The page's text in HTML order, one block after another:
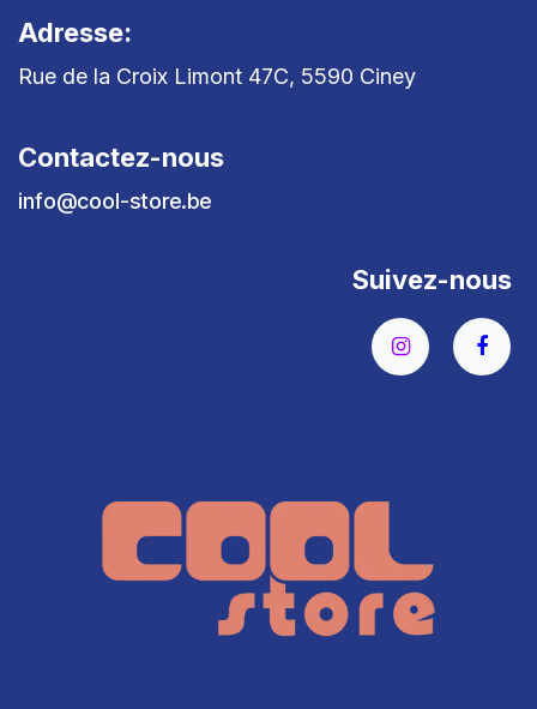
Adresse:
Rue de la Croix Limont 47C, 5590 Ciney
Contactez-nous
info@cool-store.be
Suivez-nous